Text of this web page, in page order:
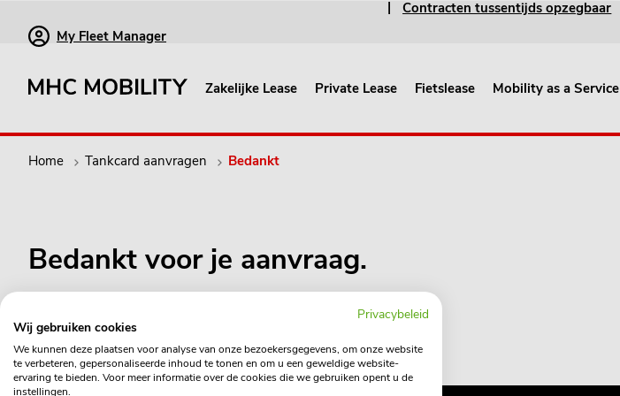
Contracten tussentijds opzegbaar
My Fleet Manager
Zakelijke Lease Private Lease Fietslease Mobility as a Service
Home Tankcard aanvragen Bedankt
Bedankt voor je aanvraag.
Privacybeleid
Wij gebruiken cookies
We kunnen deze plaatsen voor analyse van onze bezoekersgegevens, om onze website
te verbeteren, gepersonaliseerde inhoud te tonen en om u een geweldige website-
ervaring te bieden. Voor meer informatie over de cookies die we gebruiken opent u de
instellingen.